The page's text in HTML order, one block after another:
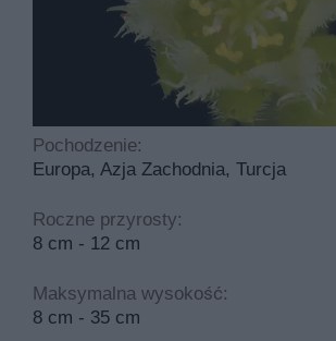
Pochodzenie:
Europa, Azja Zachodnia, Turcja
Roczne przyrosty:
8 cm - 12 cm
Maksymalna wysokość:
8 cm - 35 cm